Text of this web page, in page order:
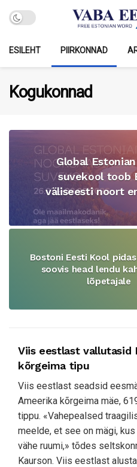
ESILEHT PIIRKONNAD
Kogukonnad
Global
suvekool toob
väliseesti noort
Bostoni Eesti Kool
soovis head lendu
lõpetajale
Viis eestlast vallutasid
kõrgeima tipu
Viis eestlast seadsid
Ameerika kõrgeima mäe,
tippu. «Vahepealsed
meelde, et see on mägi,
vähe ruumi,» tõdes
Kaurson. Viis eestlast